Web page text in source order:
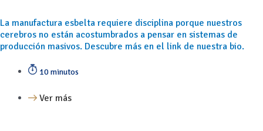
La manufactura esbelta requiere disciplina porque nuestros
cerebros no están acostumbrados a pensar en sistemas de
producción masivos. Descubre más en el link de nuestra bio.
10 minutos
Ver más